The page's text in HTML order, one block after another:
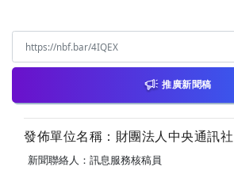
推廣新聞稿
發佈單位名稱：財團法人中央通訊社
新聞聯絡人：訊息服務核稿員